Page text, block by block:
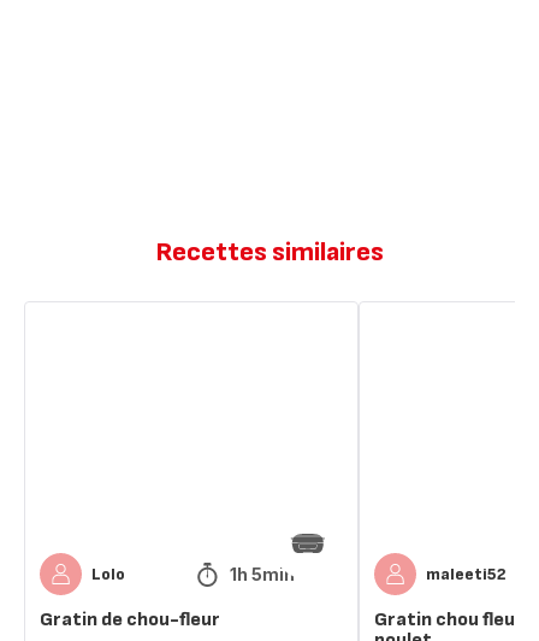
Recettes similaires
Lolo 1h 5min
Gratin de chou-fleur
maleeti52
Gratin chou fleur